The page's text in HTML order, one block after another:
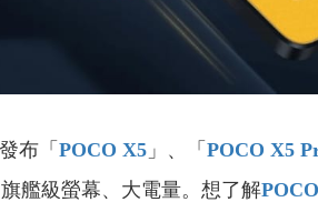
布「 POCO X5 」、「 POCO X5
艦級螢幕、大電量。想了解